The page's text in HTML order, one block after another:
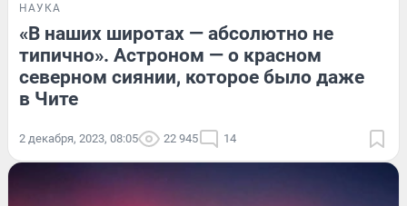
НАУКА
«В наших широтах — абсолютно не
типично». Астроном — о красном
северном сиянии, которое было даже
в Чите
2 декабря, 2023, 08:05 22 945 14